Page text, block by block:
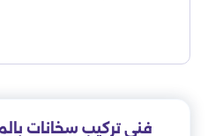
فني تركيب سخانات